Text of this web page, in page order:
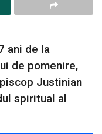
ani de la
de pomenire,
Justinian
spiritual al